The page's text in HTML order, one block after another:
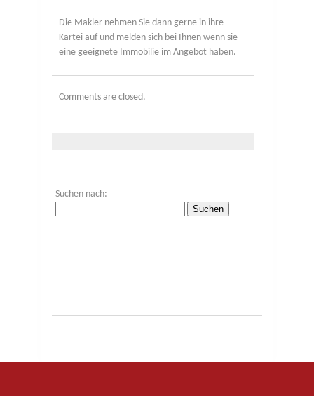
Die Makler nehmen Sie dann gerne in ihre
Kartei auf und melden sich bei Ihnen wenn sie
eine geeignete Immobilie im Angebot haben.
Comments are closed.
Suchen nach: